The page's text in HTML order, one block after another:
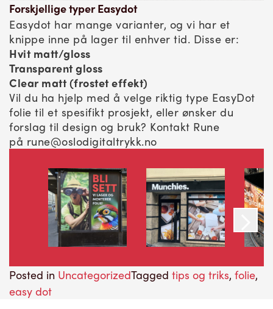
Forskjellige typer Easydot
Easydot har mange varianter, og vi har et
knippe inne på lager til enhver tid. Disse er:
Hvit matt/gloss
Transparent gloss
Clear matt (frostet effekt)
Vil du ha hjelp med å velge riktig type EasyDot
folie til et spesifikt prosjekt, eller ønsker du
forslag til design og bruk? Kontakt Rune
på rune@oslodigitaltrykk.no
Posted in UncategorizedTagged tips og triks, folie,
easy dot